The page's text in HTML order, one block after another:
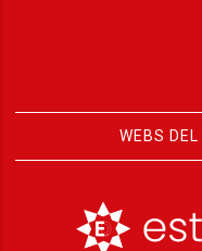
WEBS